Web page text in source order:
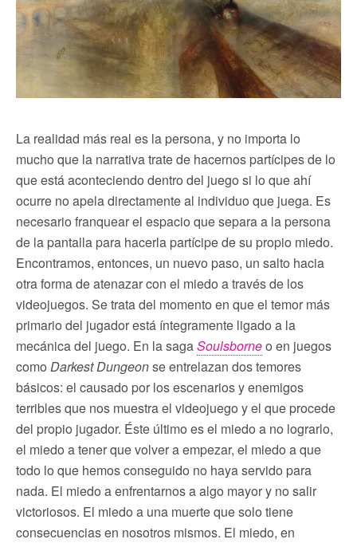
La realidad más real es la persona, y no importa lo
mucho que la narrativa trate de hacernos partícipes de lo
que está aconteciendo dentro del juego si lo que ahí
ocurre no apela directamente al individuo que juega. Es
necesario franquear el espacio que separa a la persona
de la pantalla para hacerla partícipe de su propio miedo.
Encontramos, entonces, un nuevo paso, un salto hacia
otra forma de atenazar con el miedo a través de los
videojuegos. Se trata del momento en que el temor más
primario del jugador está íntegramente ligado a la
mecánica del juego. En la sagaSoulsborneo en juegos
como Darkest Dungeonse entrelazan dos temores
básicos: el causado por los escenarios y enemigos
terribles que nos muestra el videojuego y el que procede
del propio jugador. Éste último es el miedo a no lograrlo,
el miedo a tener que volver a empezar, el miedo a que
todo lo que hemos conseguido no haya servido para
nada. El miedo a enfrentarnos a algo mayor y no salir
victoriosos. El miedo a una muerte que solo tiene
consecuencias en nosotros mismos. El miedo, en